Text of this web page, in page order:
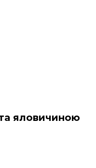
яловичиною